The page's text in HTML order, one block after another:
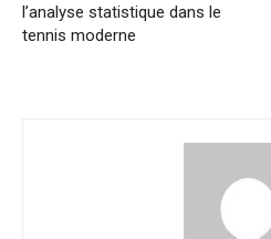
l’analyse statistique dans le
tennis moderne